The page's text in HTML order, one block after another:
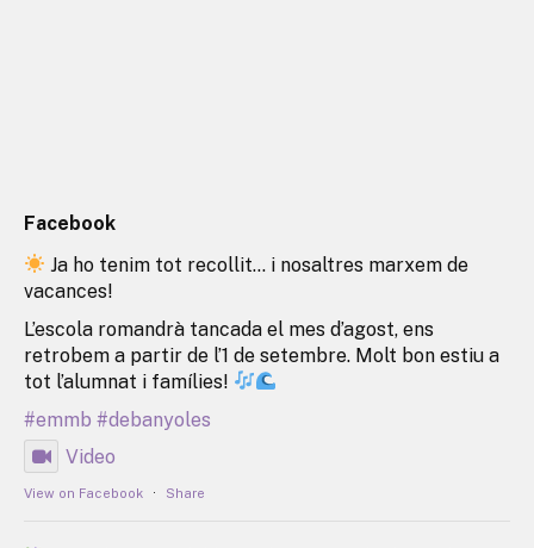
Facebook
Ja ho tenim tot recollit… i nosaltres marxem de
vacances!
L’escola romandrà tancada el mes d’agost, ens
retrobem a partir de l’1 de setembre. Molt bon estiu a
tot l’alumnat i famílies!
#emmb #debanyoles
Video
View on Facebook · Share